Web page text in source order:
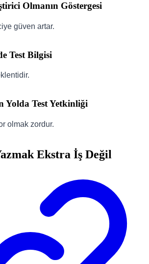
Olmanın Göstergesi
güven artar.
Test Bilgisi
Yolda Test Yetkinliği
olmak zordur.
Ekstra İş Değil